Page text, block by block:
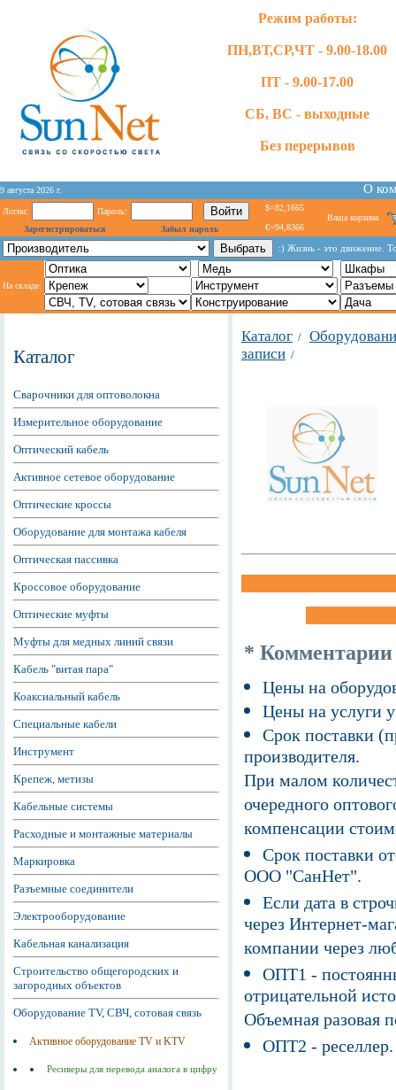
Режим работы:
ПН,ВТ,СР,ЧТ - 9.00-18.00
ПТ - 9.00-17.00
СБ, ВС - выходные
Без перерывов
9 августа 2026 г. О
Логин:
Пароль:
Зарегистрироваться
Забыл пароль
$=82,1665
€=94,8366
Ваша корзина
:) Жизнь - это движение.
На складе:
Каталог
Сварочники для оптоволокна
Измерительное оборудование
Оптический кабель
Активное сетевое оборудование
Оптические кроссы
Оборудование для монтажа кабеля
Оптическая пассивка
Кроссовое оборудование
Оптические муфты
Муфты для медных линий связи
Кабель "витая пара"
Коаксиальный кабель
Специальные кабели
Инструмент
Крепеж, метизы
Кабельные системы
Расходные и монтажные материалы
Маркировка
Разъемные соединители
Электрооборудование
Кабельная канализация
Строительство общегородских и
загородных объектов
Оборудование TV, СВЧ, сотовая связь
Активное оборудование TV и KTV
Ресиверы для перевода аналога в цифру
Каталог /
записи /
* Комментарии
Цены на
Цены на услуги
Срок поставки
производителя.
При малом
очередного
компенсации
Срок поставки
ООО "СанНет".
Если дата в
через Интернет-
компании через
ОПТ1 -
отрицательной
Объемная разовая
ОПТ2 -